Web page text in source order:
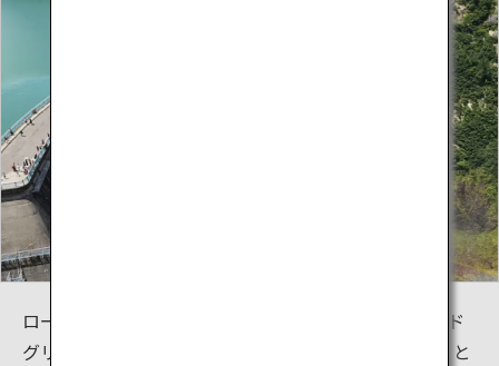
ロープウェイ、ケーブルカーを乗り継ぐと、エメラルド
グリーンに輝く水を満々とたたえた黒部湖へ。 轟音とと